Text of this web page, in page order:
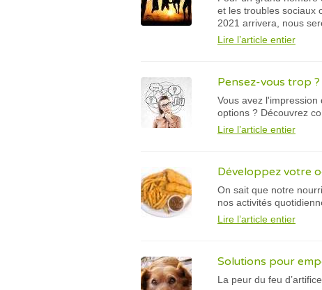
et les troubles sociaux
2021 arrivera, nous
Lire l’article entier
Pensez-vous trop
Vous avez
options ? Découvrez
Lire l’article entier
Développez votre
On sait que notre
nos activités
Lire l’article entier
Solutions pour
La peur du feu